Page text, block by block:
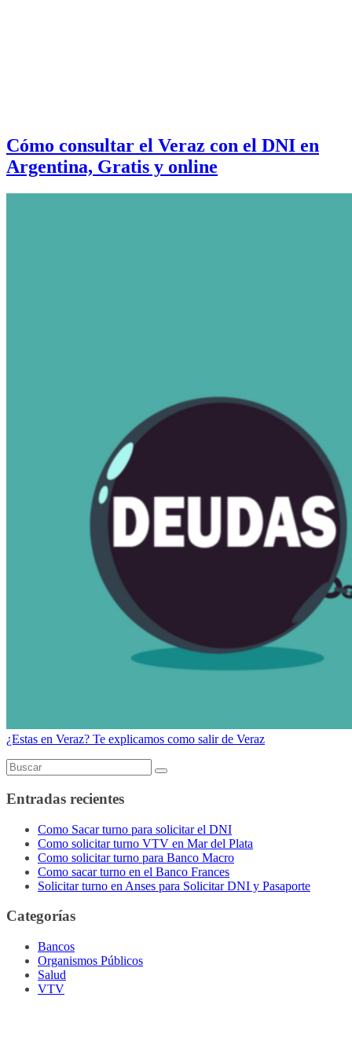
Cómo consultar el Veraz con el DNI en
Argentina, Gratis y online
¿Estas en Veraz? Te explicamos como salir de Veraz
Entradas recientes
Como Sacar turno para solicitar el DNI
Como solicitar turno VTV en Mar del Plata
Como solicitar turno para Banco Macro
Como sacar turno en el Banco Frances
Solicitar turno en Anses para Solicitar DNI y Pasaporte
Categorías
Bancos
Organismos Públicos
Salud
VTV